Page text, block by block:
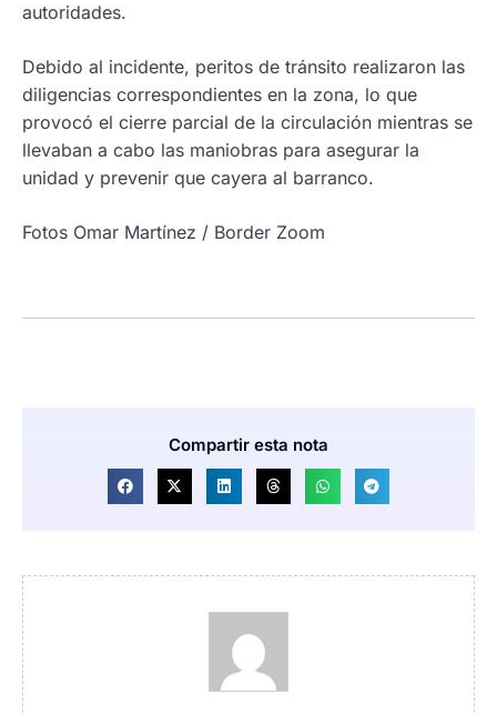
autoridades.
Debido al incidente, peritos de tránsito realizaron las
diligencias correspondientes en la zona, lo que
provocó el cierre parcial de la circulación mientras se
llevaban a cabo las maniobras para asegurar la
unidad y prevenir que cayera al barranco.
Fotos Omar Martínez / Border Zoom
Compartir esta nota